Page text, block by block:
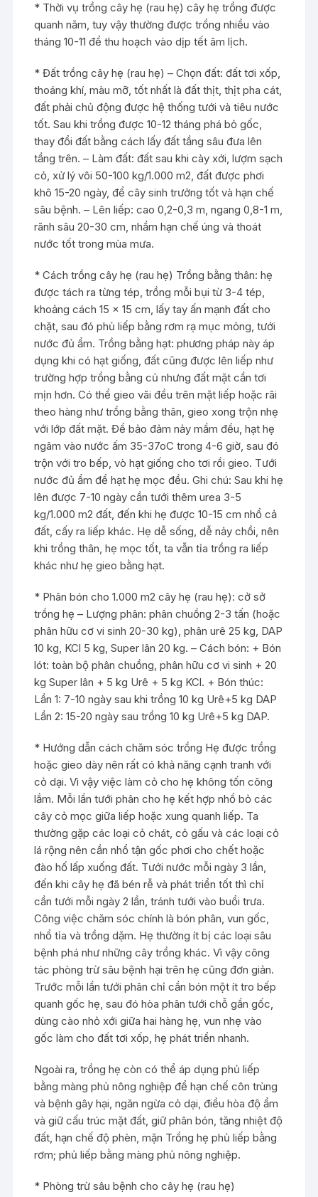
* Thời vụ trồng cây hẹ (rau hẹ) cây hẹ trồng được
quanh năm, tuy vậy thường được trồng nhiều vào
tháng 10-11 để thu hoạch vào dịp tết âm lịch.
* Đất trồng cây hẹ (rau hẹ) – Chọn đất: đất tơi xốp,
thoáng khí, màu mỡ, tốt nhất là đất thịt, thịt pha cát,
đất phải chủ động được hệ thống tưới và tiêu nước
tốt. Sau khi trồng được 10-12 tháng phá bỏ gốc,
thay đổi đất bằng cách lấy đất tầng sâu đưa lên
tầng trên. – Làm đất: đất sau khi cày xới, lượm sạch
cỏ, xử lý vôi 50-100 kg/1.000 m2, đất được phơi
khô 15-20 ngày, để cây sinh trưởng tốt và hạn chế
sâu bệnh. – Lên liếp: cao 0,2-0,3 m, ngang 0,8-1 m,
rãnh sâu 20-30 cm, nhầm hạn chế úng và thoát
nước tốt trong mùa mưa.
* Cách trồng cây hẹ (rau hẹ) Trồng bằng thân: hẹ
được tách ra từng tép, trồng mỗi bụi từ 3-4 tép,
khoảng cách 15 x 15 cm, lấy tay ấn mạnh đất cho
chặt, sau đó phủ liếp bằng rơm rạ mục mỏng, tưới
nước đủ ẩm. Trồng bằng hạt: phương pháp này áp
dụng khi có hạt giống, đất cũng được lên liếp như
trường hợp trồng bằng củ nhưng đất mặt cần tơi
mịn hơn. Có thể gieo vãi đều trên mặt liếp hoặc rãi
theo hàng như trồng bằng thân, gieo xong trộn nhẹ
với lớp đất mặt. Để bảo đảm nảy mầm đều, hạt hẹ
ngâm vào nước ấm 35-37oC trong 4-6 giờ, sau đó
trộn với tro bếp, vò hạt giống cho tơi rồi gieo. Tưới
nước đủ ẩm để hạt hẹ mọc đều. Ghi chú: Sau khi hẹ
lên được 7-10 ngày cần tưới thêm urea 3-5
kg/1.000 m2 đất, đến khi hẹ được 10-15 cm nhổ cả
đất, cấy ra liếp khác. Hẹ dễ sống, dễ nảy chồi, nên
khi trồng thân, hẹ mọc tốt, ta vẫn tỉa trồng ra liếp
khác như hẹ gieo bằng hạt.
* Phân bón cho 1.000 m2 cây hẹ (rau hẹ): cở sở
trồng hẹ – Lượng phân: phân chuồng 2-3 tấn (hoặc
phân hữu cơ vi sinh 20-30 kg), phân urê 25 kg, DAP
10 kg, KCl 5 kg, Super lân 20 kg. – Cách bón: + Bón
lót: toàn bộ phân chuồng, phân hữu cơ vi sinh + 20
kg Super lân + 5 kg Urê + 5 kg KCl. + Bón thúc:
Lần 1: 7-10 ngày sau khi trồng 10 kg Urê+5 kg DAP
Lần 2: 15-20 ngày sau trồng 10 kg Urê+5 kg DAP.
* Hướng dẫn cách chăm sóc trồng Hẹ được trồng
hoặc gieo dày nên rất có khả năng cạnh tranh với
cỏ dại. Vì vậy việc làm cỏ cho hẹ không tốn công
lắm. Mỗi lần tưới phân cho hẹ kết hợp nhổ bỏ các
cây cỏ mọc giữa liếp hoặc xung quanh liếp. Ta
thường gặp các loại cỏ chát, cỏ gấu và các loại cỏ
lá rộng nên cần nhổ tận gốc phơi cho chết hoặc
đào hố lấp xuống đất. Tưới nước mỗi ngày 3 lần,
đến khi cây hẹ đã bén rễ và phát triển tốt thì chỉ
cần tưới mỗi ngày 2 lần, tránh tưới vào buổi trưa.
Công việc chăm sóc chính là bón phân, vun gốc,
nhổ tỉa và trồng dặm. Hẹ thường ít bị các loại sâu
bệnh phá như những cây trồng khác. Vì vậy công
tác phòng trừ sâu bệnh hại trên hẹ cũng đơn giản.
Trước mỗi lần tưới phân chỉ cần bón một ít tro bếp
quanh gốc hẹ, sau đó hòa phân tưới chỗ gần gốc,
dùng cào nhỏ xới giữa hai hàng hẹ, vun nhẹ vào
gốc làm cho đất tơi xốp, hẹ phát triển nhanh.
Ngoài ra, trồng hẹ còn có thể áp dụng phủ liếp
bằng màng phủ nông nghiệp để hạn chế côn trùng
và bệnh gây hại, ngăn ngừa cỏ dại, điều hòa độ ẩm
và giữ cấu trúc mặt đất, giữ phân bón, tăng nhiệt độ
đất, hạn chế độ phèn, mặn Trồng hẹ phủ liếp bằng
rơm; phủ liếp bằng màng phủ nông nghiệp.
* Phòng trừ sâu bệnh cho cây hẹ (rau hẹ)